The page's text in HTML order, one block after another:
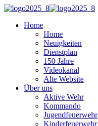
Home
Home
Neuigkeiten
Dienstplan
150 Jahre
Videokanal
Alte Website
Über uns
Aktive Wehr
Kommando
Jugendfeuerwehr
Kinderfeuerwehr